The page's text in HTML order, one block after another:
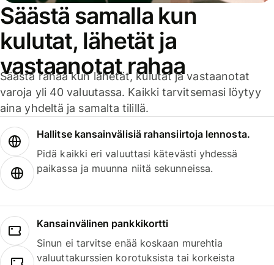
Säästä samalla kun
kulutat, lähetät ja
vastaanotat rahaa
Säästä rahaa kun lähetät, kulutat ja vastaanotat
varoja yli 40 valuutassa. Kaikki tarvitsemasi löytyy
aina yhdeltä ja samalta tilillä.
Hallitse kansainvälisiä rahansiirtoja lennosta.
Pidä kaikki eri valuuttasi kätevästi yhdessä
paikassa ja muunna niitä sekunneissa.
Kansainvälinen pankkikortti
Sinun ei tarvitse enää koskaan murehtia
valuuttakurssien korotuksista tai korkeista